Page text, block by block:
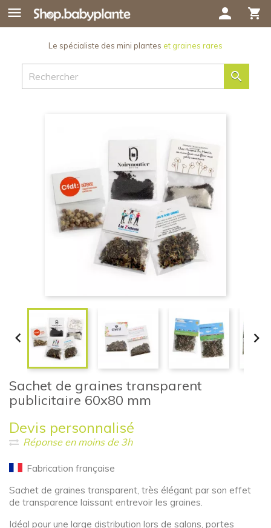
 shopping_cart
person
Le spécialiste des mini plantes et graines rares

 
Sachet de graines transparent
publicitaire 60x80 mm
Devis personnalisé
Réponse en moins de 3h
Fabrication française
Sachet de graines transparent, très élégant par son effet
de transparence laissant entrevoir les graines.
Idéal pour une large distribution lors de salons, portes